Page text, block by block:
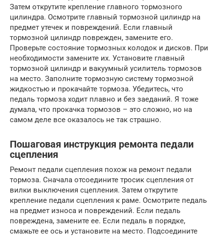
Затем открутите крепление главного тормозного
цилиндра. Осмотрите главный тормозной цилиндр на
предмет утечек и повреждений. Если главный
тормозной цилиндр поврежден, замените его.
Проверьте состояние тормозных колодок и дисков. При
необходимости замените их. Установите главный
тормозной цилиндр и вакуумный усилитель тормозов
на место. Заполните тормозную систему тормозной
жидкостью и прокачайте тормоза. Убедитесь, что
педаль тормоза ходит плавно и без заеданий. Я тоже
думала, что прокачка тормозов – это сложно, но на
самом деле все оказалось не так страшно.
Пошаговая инструкция ремонта педали
сцепления
Ремонт педали сцепления похож на ремонт педали
тормоза. Сначала отсоедините тросик сцепления от
вилки выключения сцепления. Затем открутите
крепление педали сцепления к раме. Осмотрите педаль
на предмет износа и повреждений. Если педаль
повреждена, замените ее. Если педаль в порядке,
смажьте ее ось и установите на место. Подсоедините